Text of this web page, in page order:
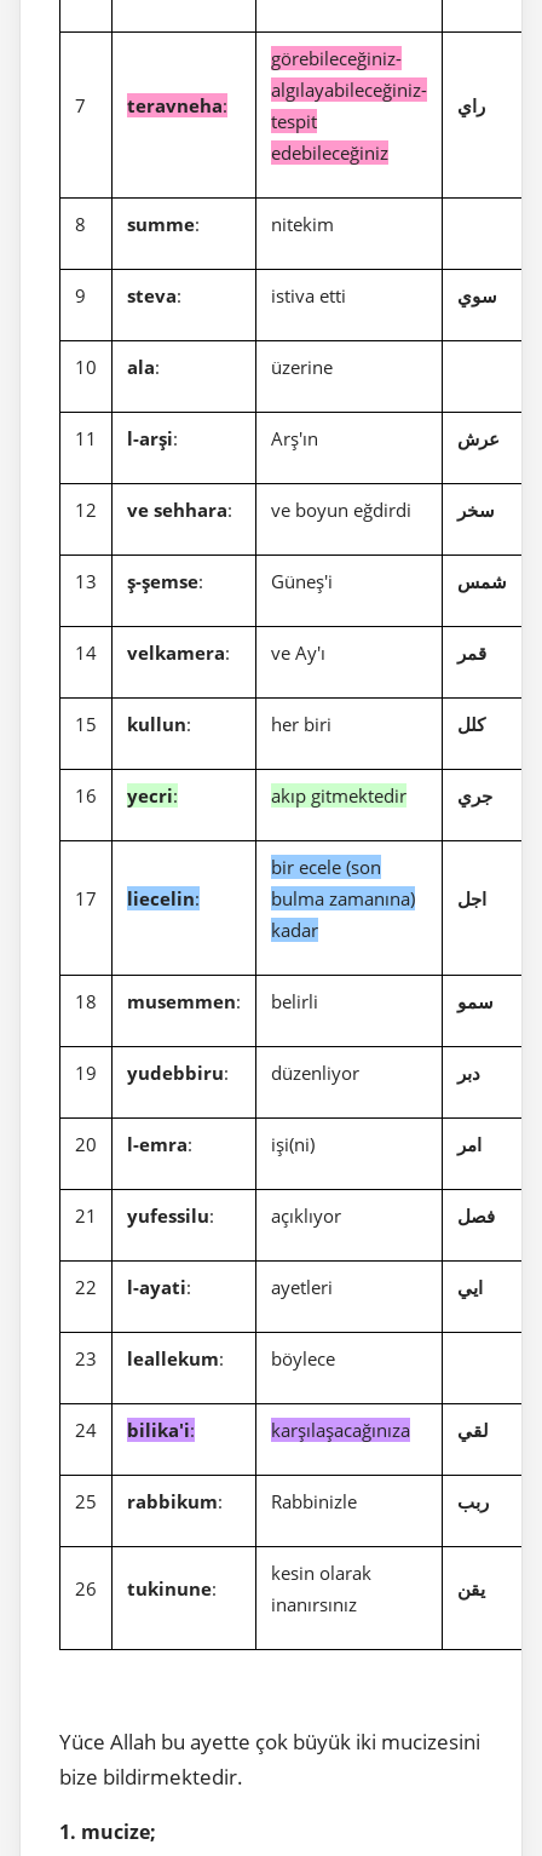
7 teravneha:
görebileceğiniz-
algılayabileceğiniz-
tespit
edebileceğiniz
راي
8 summe: nitekim
9 steva: istiva etti سوي
10 ala: üzerine
11 l-arşi: Arş'ın عرش
12 ve sehhara: ve boyun eğdirdi سخر
13 ş-şemse: Güneş'i شمس
14 velkamera: ve Ay'ı قمر
15 kullun: her biri كلل
16 yecri: akıp gitmektedir جري
17 liecelin:
bir ecele (son
bulma zamanına)
kadar
اجل
18 musemmen: belirli سمو
19 yudebbiru: düzenliyor دبر
20 l-emra: işi(ni) امر
21 yufessilu: açıklıyor فصل
22 l-ayati: ayetleri ايي
23 leallekum: böylece
24 bilika'i: karşılaşacağınıza لقي
25 rabbikum: Rabbinizle ربب
26 tukinune:
kesin olarak
inanırsınız
يقن
Yüce Allah bu ayette çok büyük iki mucizesini
bize bildirmektedir.
1. mucize;